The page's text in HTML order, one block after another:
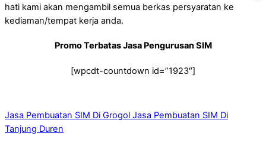
hati kami akan mengambil semua berkas persyaratan ke
kediaman/tempat kerja anda.
Promo Terbatas Jasa Pengurusan SIM
[wpcdt-countdown id=”1923″]
Jasa Pembuatan SIM Di Grogol Jasa Pembuatan SIM Di
Tanjung Duren